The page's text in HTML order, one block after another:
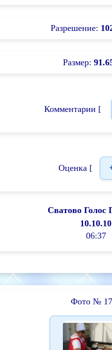
Разрешение:
Размер:
Комментарии [
Оценка [
Сватово Голос
10.10.10
06:37
Фото №